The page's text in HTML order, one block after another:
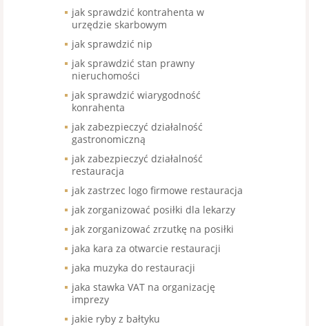
jak sprawdzić kontrahenta w
urzędzie skarbowym
jak sprawdzić nip
jak sprawdzić stan prawny
nieruchomości
jak sprawdzić wiarygodność
konrahenta
jak zabezpieczyć działalność
gastronomiczną
jak zabezpieczyć działalność
restauracja
jak zastrzec logo firmowe restauracja
jak zorganizować posiłki dla lekarzy
jak zorganizować zrzutkę na posiłki
jaka kara za otwarcie restauracji
jaka muzyka do restauracji
jaka stawka VAT na organizację
imprezy
jakie ryby z bałtyku